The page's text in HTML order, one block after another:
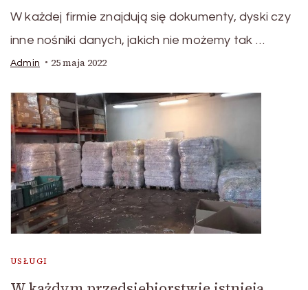
W każdej firmie znajdują się dokumenty, dyski czy
inne nośniki danych, jakich nie możemy tak …
Admin 25 maja 2022
USŁUGI